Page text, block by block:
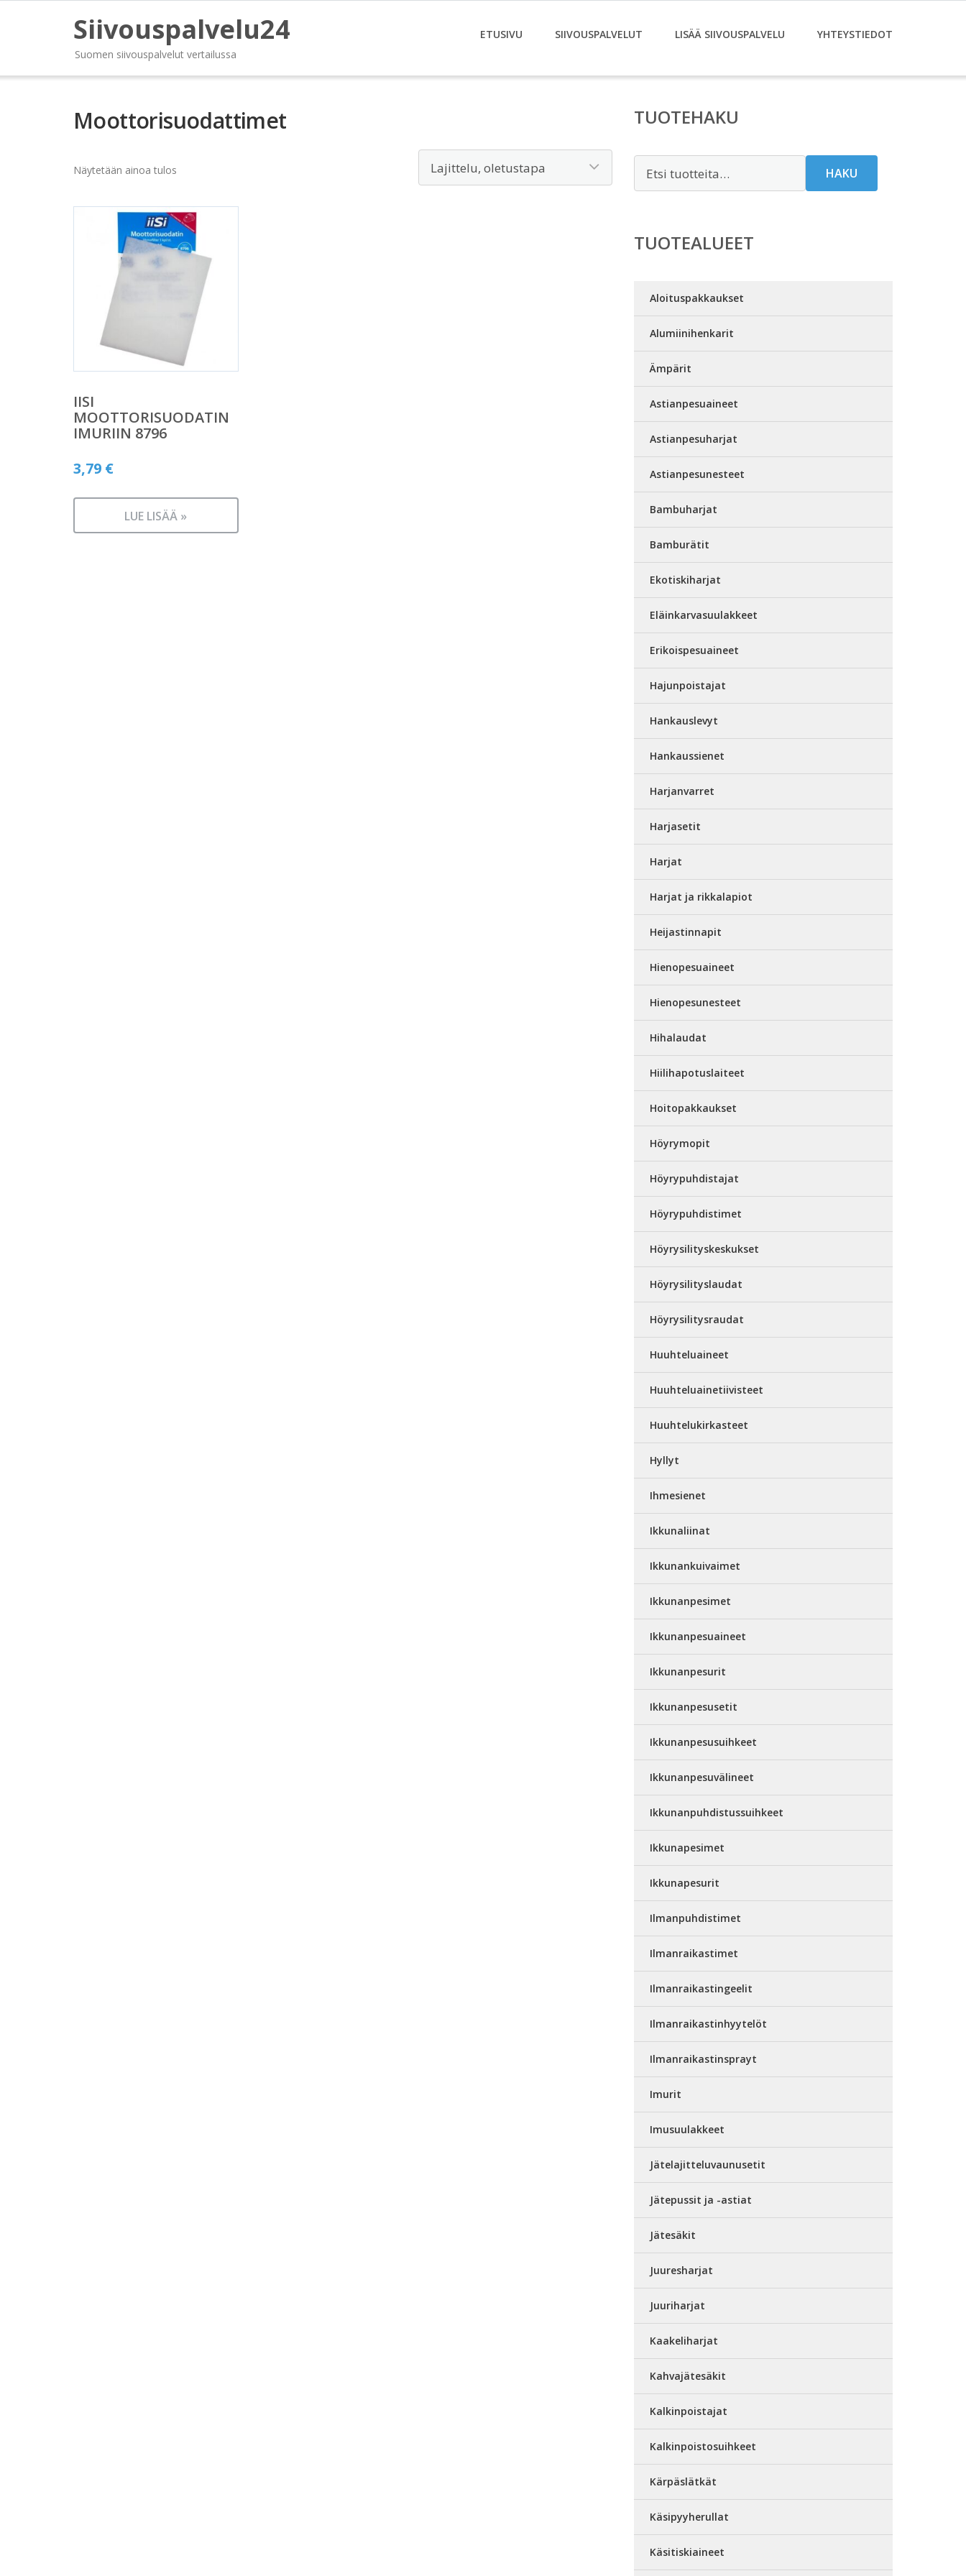
Siivouspalvelu24
Suomen siivouspalvelut vertailussa
ETUSIVU SIIVOUSPALVELUT LISÄÄ SIIVOUSPALVELU YHTEYSTIEDOT
Moottorisuodattimet
Näytetään ainoa tulos
IISI
MOOTTORISUODATIN
IMURIIN 8796
3,79 €
LUE LISÄÄ »
TUOTEHAKU
HAKU
TUOTEALUEET
Aloituspakkaukset
Alumiinihenkarit
Ämpärit
Astianpesuaineet
Astianpesuharjat
Astianpesunesteet
Bambuharjat
Bamburätit
Ekotiskiharjat
Eläinkarvasuulakkeet
Erikoispesuaineet
Hajunpoistajat
Hankauslevyt
Hankaussienet
Harjanvarret
Harjasetit
Harjat
Harjat ja rikkalapiot
Heijastinnapit
Hienopesuaineet
Hienopesunesteet
Hihalaudat
Hiilihapotuslaiteet
Hoitopakkaukset
Höyrymopit
Höyrypuhdistajat
Höyrypuhdistimet
Höyrysilityskeskukset
Höyrysilityslaudat
Höyrysilitysraudat
Huuhteluaineet
Huuhteluainetiivisteet
Huuhtelukirkasteet
Hyllyt
Ihmesienet
Ikkunaliinat
Ikkunankuivaimet
Ikkunanpesimet
Ikkunanpesuaineet
Ikkunanpesurit
Ikkunanpesusetit
Ikkunanpesusuihkeet
Ikkunanpesuvälineet
Ikkunanpuhdistussuihkeet
Ikkunapesimet
Ikkunapesurit
Ilmanpuhdistimet
Ilmanraikastimet
Ilmanraikastingeelit
Ilmanraikastinhyytelöt
Ilmanraikastinsprayt
Imurit
Imusuulakkeet
Jätelajitteluvaunusetit
Jätepussit ja -astiat
Jätesäkit
Juuresharjat
Juuriharjat
Kaakeliharjat
Kahvajätesäkit
Kalkinpoistajat
Kalkinpoistosuihkeet
Kärpäslätkät
Käsipyyherullat
Käsitiskiaineet